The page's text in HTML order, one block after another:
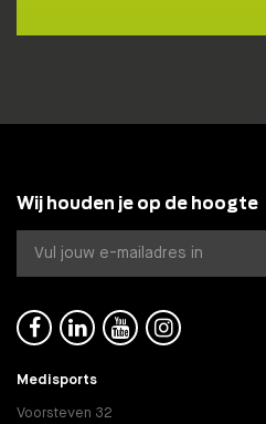
Wij houden je op de hoogte
   
Medisports
Voorsteven 32